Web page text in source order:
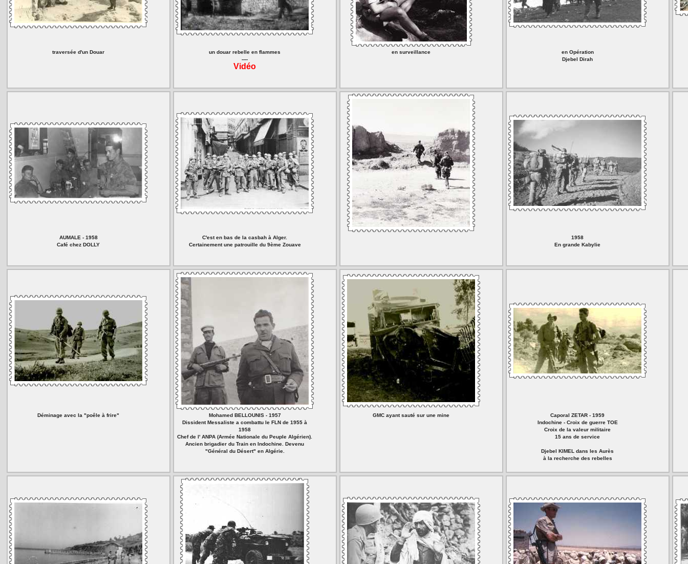
traversée d'un Douar
un douar rebelle en flammes
----
Vidéo
en surveillance
en Opération
Djebel Dirah
AUMALE - 1958
Café chez DOLLY
C'est en bas de la casbah à Alger.
Certainement une patrouille du 9ème Zouave
1958
En grande Kabylie
Déminage avec la "poêle à frire"
Mohamed BELLOUNIS - 1957
Dissident Messaliste a combattu le FLN de 1955 à
1958
Chef de l' ANPA (Armée Nationale du Peuple Algérien).
Ancien brigadier du Train en Indochine. Devenu
"Général du Désert" en Algérie.
GMC ayant sauté sur une mine
Caporal ZETAR - 1959
Indochine - Croix de guerre TOE
Croix de la valeur militaire
15 ans de service
Djebel KIMEL dans les Aurès
à la recherche des rebelles